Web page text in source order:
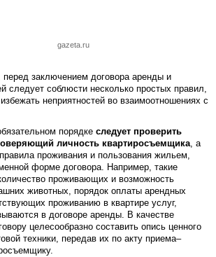
gazeta.ru
заключением договора аренды и
следует соблюсти несколько простых правил,
неприятностей во взаимоотношениях с
порядке следует проверить
личность квартиросъемщика, а
проживания и пользования жильем,
форме договора. Например, такие
проживающих и возможность
животных, порядок оплаты арендных
проживанию в квартире услуг,
в договоре аренды. В качестве
целесообразно составить опись ценного
техники, передав их по акту приема–